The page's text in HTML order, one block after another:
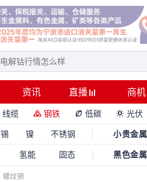
资讯 直播 商机
线缆  钢铁  低碳  光伏
锡 镍 不锈钢 小贵金属
氢能 固态 黑色金属
螺纹钢